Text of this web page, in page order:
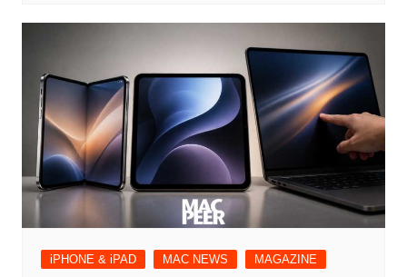
iPHONE & iPAD MAC NEWS MAGAZINE